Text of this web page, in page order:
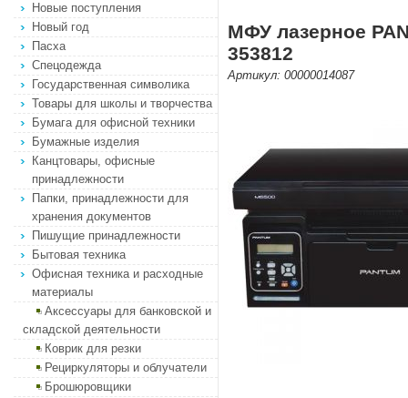
Новые поступления
Новый год
Пасха
Спецодежда
Государственная символика
Товары для школы и творчества
Бумага для офисной техники
Бумажные изделия
Канцтовары, офисные
принадлежности
Папки, принадлежности для
хранения документов
Пишущие принадлежности
Бытовая техника
Офисная техника и расходные
материалы
Аксессуары для банковской и
складской деятельности
Коврик для резки
Рециркуляторы и облучатели
Брошюровщики
МФУ лазерное
353812
Артикул: 00000014087